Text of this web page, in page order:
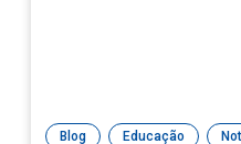
Blog , Educação ,